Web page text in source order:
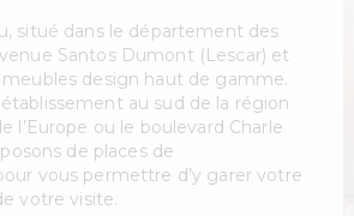
situé dans le département des
Santos Dumont (Lescar) et
design haut de gamme.
au sud de la région
l’Europe ou le boulevard Charle
de places de
vous permettre d’y garer votre
votre visite.